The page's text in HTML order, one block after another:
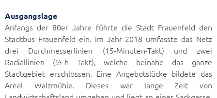
Ausgangslage
Anfangs der 80er Jahre führte die Stadt Frauenfeld den
Stadtbus Frauenfeld ein. Im Jahr 2018 umfasste das Netz
drei Durchmesserlinien (15-Minuten-Takt) und zwei
Radiallinien (½-h Takt), welche beinahe das ganze
Stadtgebiet erschlossen. Eine Angebotslücke bildete das
Areal Walzmühle. Dieses war lange Zeit von